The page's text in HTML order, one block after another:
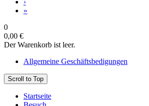
›
»
0
0,00 €
Der Warenkorb ist leer.
Allgemeine Geschäftsbedigungen
Scroll to Top
Startseite